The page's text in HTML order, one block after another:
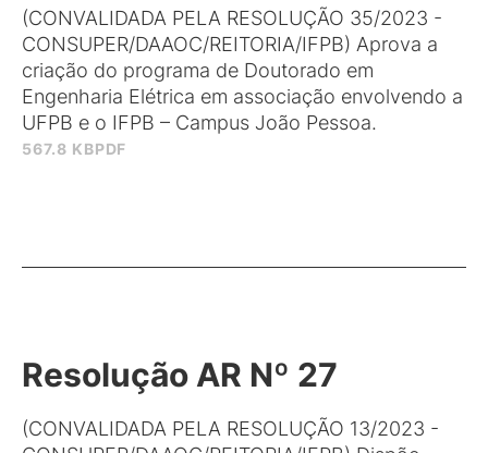
567.8 KBPDF
(CONVALIDADA PELA RESOLUÇÃO 35/2023 -
CONSUPER/DAAOC/REITORIA/IFPB) Aprova a
criação do programa de Doutorado em
Engenharia Elétrica em associação envolvendo a
UFPB e o IFPB – Campus João Pessoa.
Resolução AR Nº 27
(CONVALIDADA PELA RESOLUÇÃO 13/2023 -